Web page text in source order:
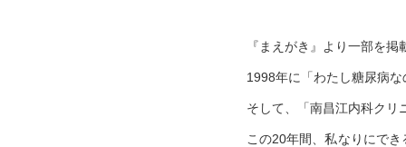
『まえがき』より一部を掲
1998年に「わたし糖尿病
そして、「南昌江内科クリ
この20年間、私なりにで